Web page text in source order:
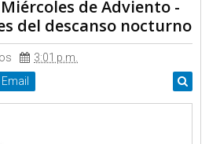
- Oración antes del descanso
de Adviento -
del descanso nocturno
3:01 p.m.
Email